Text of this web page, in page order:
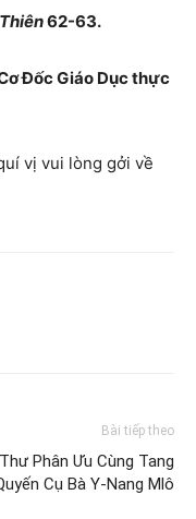
62-63.
Đốc Giáo Dục thực
vị vui lòng gởi về
Bài tiếp theo
Thư Phân Ưu Cùng Tang
Cụ Bà Y-Nang Mlô